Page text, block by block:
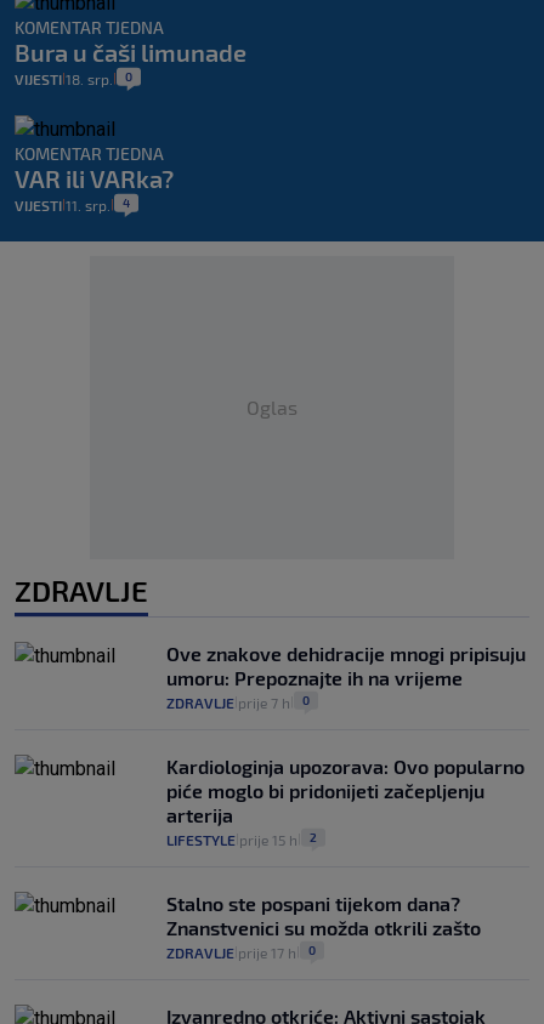
KOMENTAR TJEDNA
Bura u čaši limunade
VIJESTI 18. srp. 0
KOMENTAR TJEDNA
VAR ili VARka?
VIJESTI 11. srp. 4
Oglas
ZDRAVLJE
Ove znakove dehidracije mnogi pripisuju
umoru: Prepoznajte ih na vrijeme
ZDRAVLJE prije 7 h 0
Kardiologinja upozorava: Ovo popularno
piće moglo bi pridonijeti začepljenju
arterija
LIFESTYLE prije 15 h 2
Stalno ste pospani tijekom dana?
Znanstvenici su možda otkrili zašto
ZDRAVLJE prije 17 h 0
Izvanredno otkriće: Aktivni sastojak